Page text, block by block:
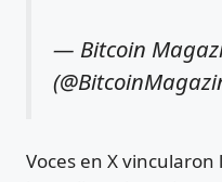
— Bitcoin
Voces en X